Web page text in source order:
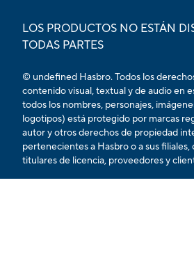
LOS PRODUCTOS NO ESTÁN
TODAS PARTES
© undefined Hasbro. Todos los
contenido visual, textual y de audio en
todos los nombres, personajes,
logotipos) está protegido por marcas
autor y otros derechos de propiedad
pertenecientes a Hasbro o a sus
titulares de licencia, proveedores y